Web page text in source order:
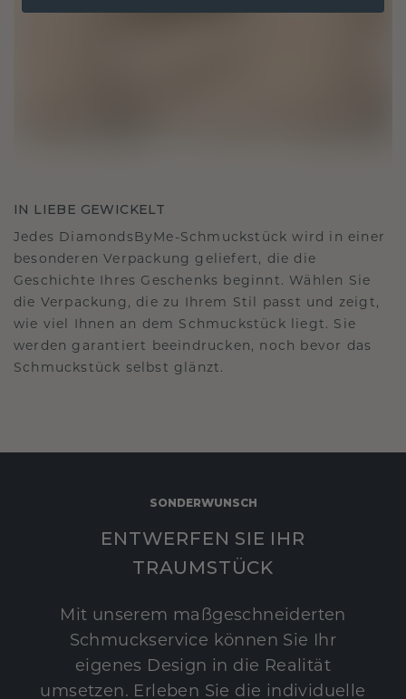
IN LIEBE GEWICKELT
Jedes DiamondsByMe-Schmuckstück wird in einer
besonderen Verpackung geliefert, die die
Geschichte Ihres Geschenks beginnt. Wählen Sie
die Verpackung, die zu Ihrem Stil passt und zeigt,
wie viel Ihnen an dem Schmuckstück liegt. Sie
werden garantiert beeindrucken, noch bevor das
Schmuckstück selbst glänzt.
SONDERWUNSCH
ENTWERFEN SIE IHR
TRAUMSTÜCK
Mit unserem maßgeschneiderten
Schmuckservice können Sie Ihr
eigenes Design in die Realität
umsetzen. Erleben Sie die individuelle